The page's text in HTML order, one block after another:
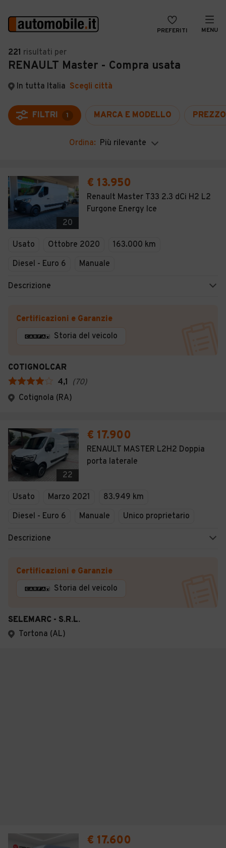
PREFERITI MENU
Auto
Auto usate
Auto Km 0
Auto Nuove
Noleggio a lungo termine
Moto
Camper
Veicoli Commerciali
VENDI
MAGAZINE
ACCEDI
221 risultati per
RENAULT Master - Compra usata
In tutta Italia Scegli città
FILTRI 1 MARCA E MODELLO PREZZO
Ordina: Più rilevante
20
€ 13.950
Renault Master T33 2.3 dCi H2 L2
Furgone Energy Ice
Usato Ottobre 2020
163.000 km
Diesel - Euro 6
Manuale
Descrizione
Certificazioni e Garanzie
Storia del veicolo
COTIGNOLCAR
4,1 (70)
Cotignola (RA)
22
€ 17.900
RENAULT MASTER L2H2 Doppia
porta laterale
Usato Marzo 2021
83.949 km
Diesel - Euro 6
Manuale Unico proprietario
Descrizione
Certificazioni e Garanzie
Storia del veicolo
SELEMARC - S.R.L.
Tortona (AL)
€ 17.600